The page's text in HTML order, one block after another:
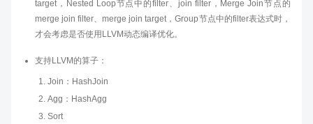
target，Nested Loop节点中的filter、join filter，Merge Join节点的
merge join filter、merge join target，Group节点中的filter表达式时，
才会考虑是否使用LLVM动态编译优化。
支持LLVM的算子：
Join：HashJoin
Agg：HashAgg
Sort